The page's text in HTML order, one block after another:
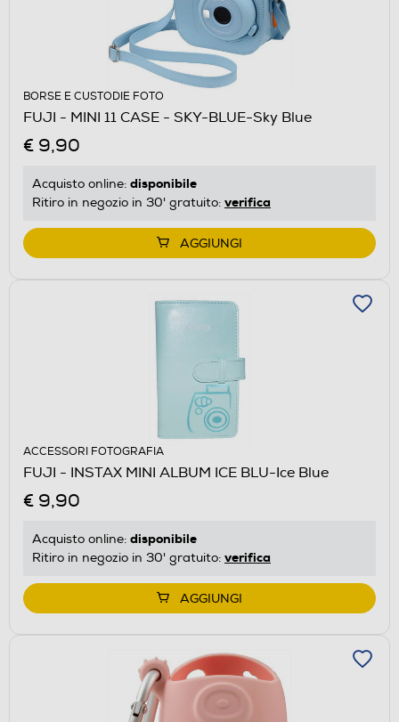
BORSE E CUSTODIE FOTO
FUJI - MINI 11 CASE - SKY-BLUE-Sky Blue
€ 9,90
Acquisto online: disponibile
Ritiro in negozio in 30' gratuito: verifica
AGGIUNGI
ACCESSORI FOTOGRAFIA
FUJI - INSTAX MINI ALBUM ICE BLU-Ice Blue
€ 9,90
Acquisto online: disponibile
Ritiro in negozio in 30' gratuito: verifica
AGGIUNGI